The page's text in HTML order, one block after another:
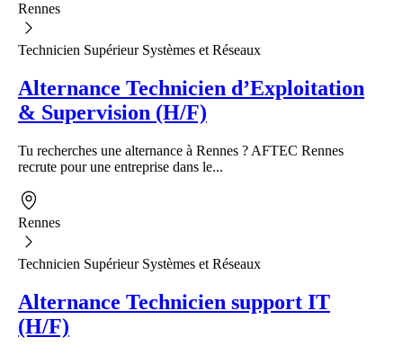
Rennes
Technicien Supérieur Systèmes et Réseaux
Alternance Technicien d’Exploitation
& Supervision (H/F)
Tu recherches une alternance à Rennes ? AFTEC Rennes
recrute pour une entreprise dans le...
Rennes
Technicien Supérieur Systèmes et Réseaux
Alternance Technicien support IT
(H/F)